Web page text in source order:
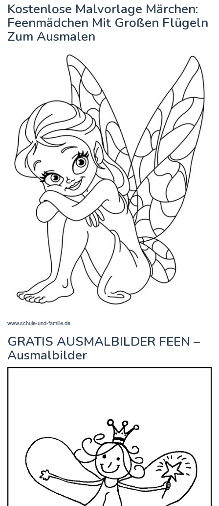
Kostenlose Malvorlage Märchen:
Feenmädchen Mit Großen Flügeln
Zum Ausmalen
www.schule-und-familie.de
GRATIS AUSMALBILDER FEEN –
Ausmalbilder